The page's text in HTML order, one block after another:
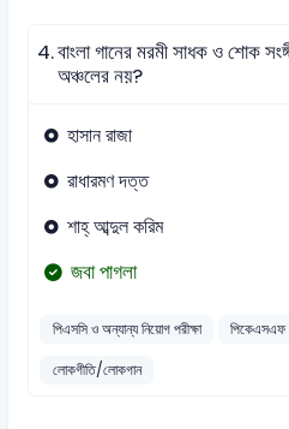
4.বাংলা গানের মরমী সাধক ও শোক
অঞ্চলের নয়?
হাসান রাজা
রাধারমণ দত্ত
শাহ্ আব্দুল করিম
জবা পাগলা
পিএসসি ও অন্যান্য নিয়োগ পরীক্ষা পিকেএসএফ
লোকগীতি/লোকগান